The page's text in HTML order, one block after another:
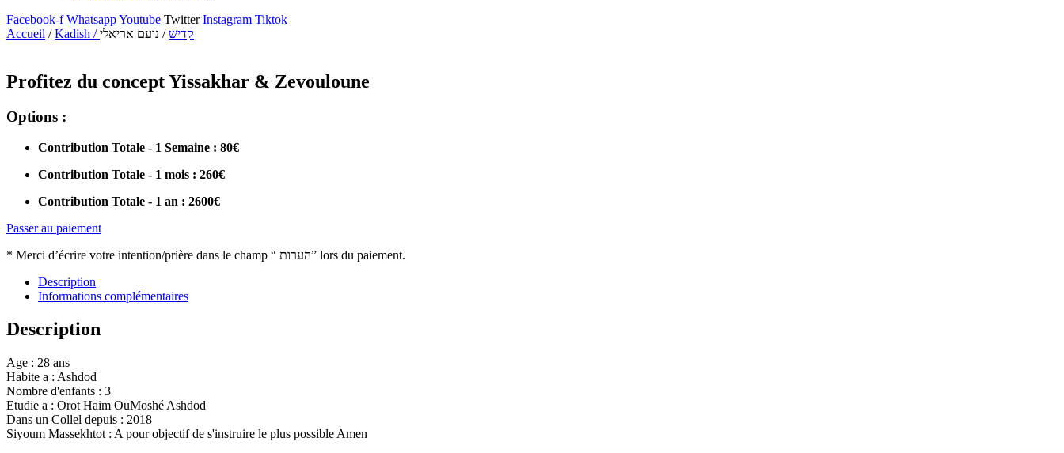
Facebook-f WhatsappYoutube Twitter Instagram Tiktok
Accueil / Kadish / קדיש/ נועם אריאלי
Profitez du concept Yissakhar & Zevouloune
Options :
Contribution Totale - 1 Semaine : 80€
Contribution Totale - 1 mois : 260€
Contribution Totale - 1 an : 2600€
Passer au paiement
* Merci d’écrire votre intention/prière dans le champ “ הערות” lors du paiement.
Description
Informations complémentaires
Description
Age : 28 ans
Habite a : Ashdod
Nombre d'enfants : 3
Etudie a : Orot Haim OuMoshé Ashdod
Dans un Collel depuis : 2018
Siyoum Massekhtot : A pour objectif de s'instruire le plus possible Amen